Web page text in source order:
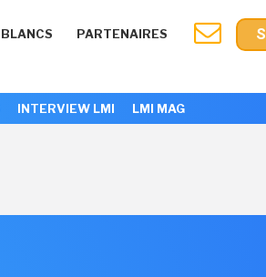
PARTENAIRES
INTERVIEW LMI LMI MAG